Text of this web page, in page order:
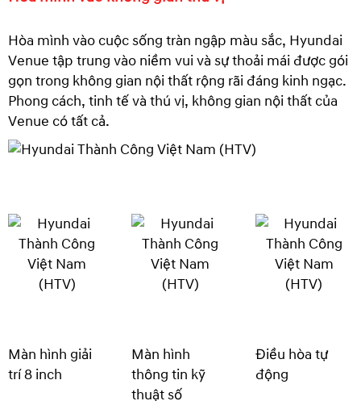
Hòa mình vào cuộc sống tràn ngập màu sắc, Hyundai
Venue tập trung vào niềm vui và sự thoải mái được gói
gọn trong không gian nội thất rộng rãi đáng kinh ngạc.
Phong cách, tinh tế và thú vị, không gian nội thất của
Venue có tất cả.
Màn hình giải
trí 8 inch
Màn hình
thông tin kỹ
thuật số
Điều hòa tự
động